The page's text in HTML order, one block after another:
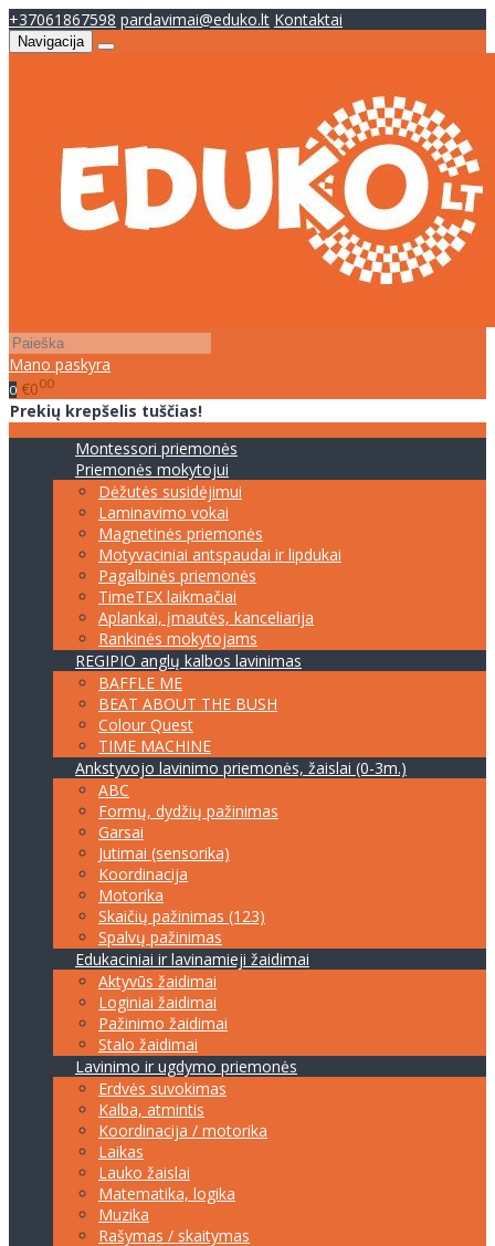
+37061867598 pardavimai@eduko.lt Kontaktai
Navigacija
Mano paskyra
0 €000
Prekių krepšelis tuščias!
Montessori priemonės
Priemonės mokytojui
Dėžutės susidėjimui
Laminavimo vokai
Magnetinės priemonės
Motyvaciniai antspaudai ir lipdukai
Pagalbinės priemonės
TimeTEX laikmačiai
Aplankai, įmautės, kanceliarija
Rankinės mokytojams
REGIPIO anglų kalbos lavinimas
BAFFLE ME
BEAT ABOUT THE BUSH
Colour Quest
TIME MACHINE
Ankstyvojo lavinimo priemonės, žaislai (0-3m.)
ABC
Formų, dydžių pažinimas
Garsai
Jutimai (sensorika)
Koordinacija
Motorika
Skaičių pažinimas (123)
Spalvų pažinimas
Edukaciniai ir lavinamieji žaidimai
Aktyvūs žaidimai
Loginiai žaidimai
Pažinimo žaidimai
Stalo žaidimai
Lavinimo ir ugdymo priemonės
Erdvės suvokimas
Kalba, atmintis
Koordinacija / motorika
Laikas
Lauko žaislai
Matematika, logika
Muzika
Rašymas / skaitymas